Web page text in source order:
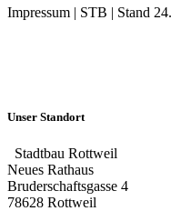
Impressum | STB | Stand
Unser Standort
Stadtbau Rottweil
Neues Rathaus
Bruderschaftsgasse 4
78628 Rottweil